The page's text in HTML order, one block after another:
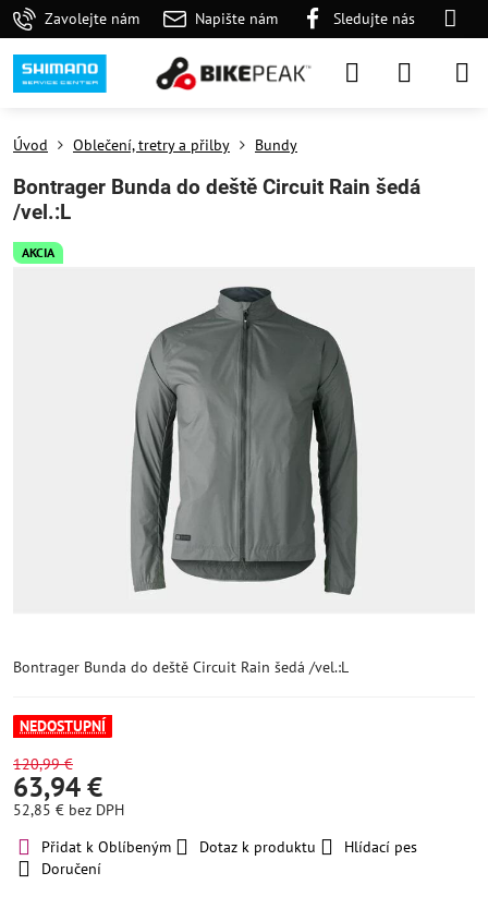
Zavolejte nám Napište nám Sledujte nás
AKCIA
Úvod Oblečení, tretry a přilby Bundy
Bontrager Bunda do deště Circuit Rain šedá
/vel.:L
Bontrager Bunda do deště Circuit Rain šedá /vel.:L
NEDOSTUPNÍ
120,99 €
63,94 €
52,85 € bez DPH
Přidat k Oblíbeným
Dotaz k produktu
Hlídací pes
Doručení